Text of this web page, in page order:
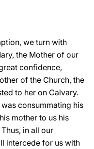
we turn with
the Mother of our
confidence,
of the Church, the
to her on Calvary.
consummating his
mother to us his
in all our
intercede for us with